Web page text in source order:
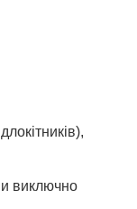
виключно